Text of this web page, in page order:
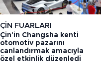
ÇIN FUARLARI
Çin'in Changsha kenti
otomotiv pazarını
canlandırmak amacıyla
özel etkinlik düzenledi